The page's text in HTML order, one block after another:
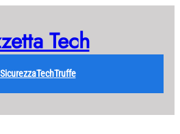
Tech
SicurezzaTechTruffe